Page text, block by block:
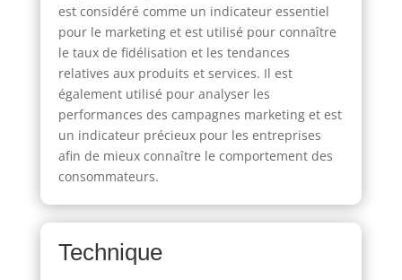
est considéré comme un indicateur essentiel
pour le marketing et est utilisé pour connaître
le taux de fidélisation et les tendances
relatives aux produits et services. Il est
également utilisé pour analyser les
performances des campagnes marketing et est
un indicateur précieux pour les entreprises
afin de mieux connaître le comportement des
consommateurs.
Technique